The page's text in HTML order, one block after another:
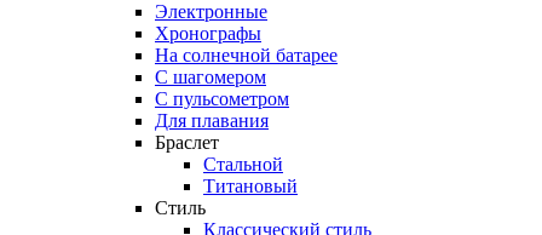
Электронные
Хронографы
На солнечной батарее
С шагомером
С пульсометром
Для плавания
Браслет
Стальной
Титановый
Стиль
Классический стиль